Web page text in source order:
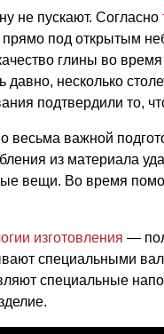
не пускают. Согласно
прямо под открытым
глины во
давно, несколько
подтвердили то,
весьма важной
из материала
вещи. Во время
изготовления —
специальными
специальные